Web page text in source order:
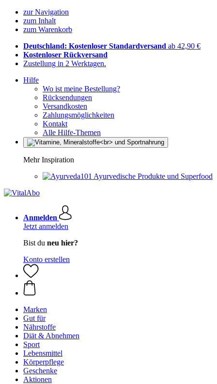
zur Navigation
zum Inhalt
zum Warenkorb
Deutschland: Kostenloser Standardversand ab 42,90 €
Kostenloser Rückversand
Zustellung in 2 Werktagen.
Hilfe
Wo ist meine Bestellung?
Rücksendungen
Versandkosten
Zahlungsmöglichkeiten
Kontakt
Alle Hilfe-Themen
Mehr Inspiration
Ayurvedische Produkte und Superfood
Anmelden
Jetzt anmelden
Bist du neu hier?
Konto erstellen
Marken
Gut für
Nährstoffe
Diät & Abnehmen
Sport
Lebensmittel
Körperpflege
Geschenke
Aktionen